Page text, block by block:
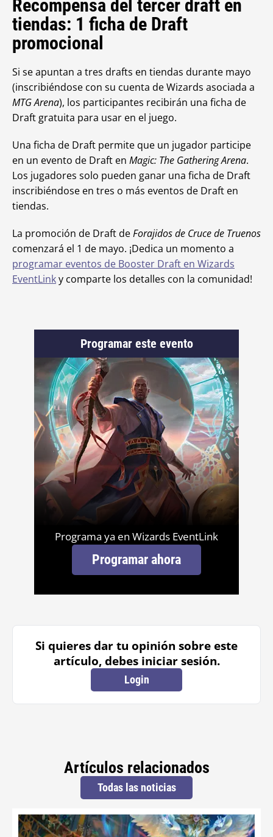
Recompensa del tercer draft en
tiendas: 1 ficha de Draft
promocional
Si se apuntan a tres drafts en tiendas durante mayo
(inscribiéndose con su cuenta de Wizards asociada a
MTG Arena), los participantes recibirán una ficha de
Draft gratuita para usar en el juego.
Una ficha de Draft permite que un jugador participe
en un evento de Draft en Magic: The Gathering Arena.
Los jugadores solo pueden ganar una ficha de Draft
inscribiéndose en tres o más eventos de Draft en
tiendas.
La promoción de Draft deForajidos de Cruce de Truenos
comenzará el 1 de mayo. ¡Dedica un momento a
programar eventos de Booster Draft en Wizards
EventLinky comparte los detalles con la comunidad!
Programar este evento
Programa ya en Wizards EventLink
Programar ahora
Si quieres dar tu opinión sobre este
artículo, debes iniciar sesión.
Login
Artículos relacionados
Todas las noticias